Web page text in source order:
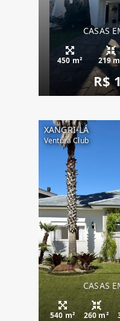
CASAS
450 m² 219
R$
XANGRI-LÁ
Ventura Club
CASAS
540 m² 260 m²